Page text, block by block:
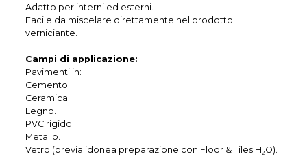
Adatto per interni ed esterni.
Facile da miscelare direttamente nel prodotto
verniciante.
Campi di applicazione:
Pavimenti in:
Cemento.
Ceramica.
Legno.
PVC rigido.
Metallo.
Vetro (previa idonea preparazione con Floor & Tiles H₂O).